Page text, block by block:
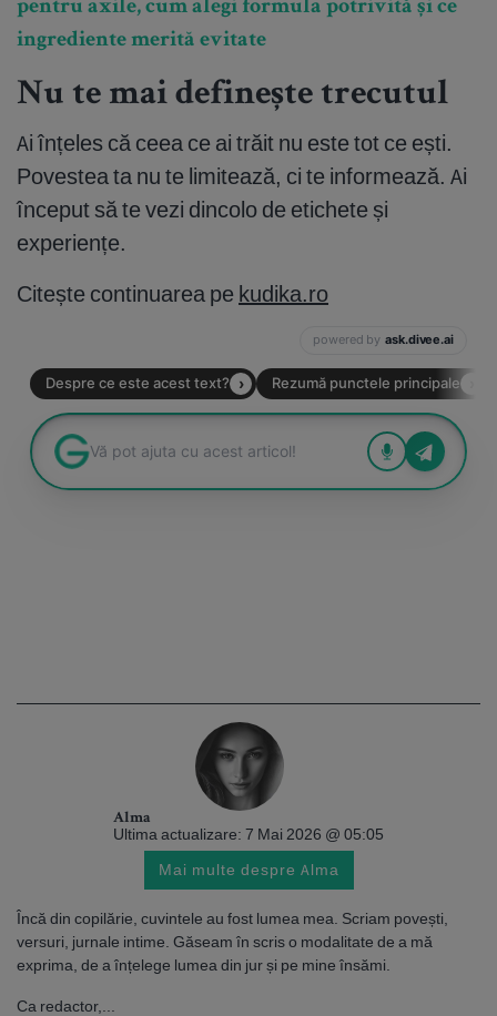
pentru axile, cum alegi formula potrivită și ce
ingrediente merită evitate
Nu te mai definește trecutul
Ai înțeles că ceea ce ai trăit nu este tot ce ești.
Povestea ta nu te limitează, ci te informează. Ai
început să te vezi dincolo de etichete și
experiențe.
Citește continuarea pe kudika.ro
Alma
Ultima actualizare: 7 Mai 2026 @ 05:05
Mai multe despre Alma
Încă din copilărie, cuvintele au fost lumea mea. Scriam povești,
versuri, jurnale intime. Găseam în scris o modalitate de a mă
exprima, de a înțelege lumea din jur și pe mine însămi.
Ca redactor,...